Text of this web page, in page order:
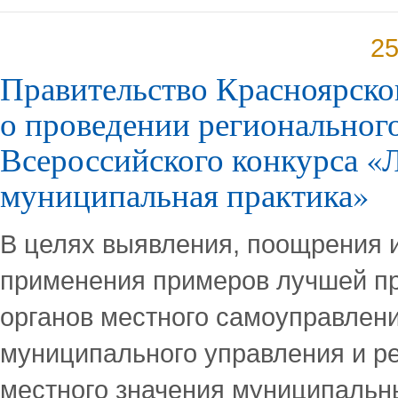
Правительство
о проведении
Всероссийского конкурса
муниципальная практика»
В целях выявления, поощрения
применения примеров лучшей
органов местного
муниципального управления и
местного значения